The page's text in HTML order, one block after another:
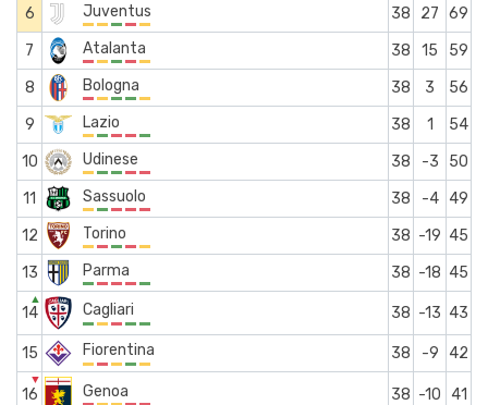
6
Juventus 38 27 69
7
Atalanta 38 15
59
8
Bologna 38 3
56
9
Lazio 38 1
54
10
Udinese 38 -3
50
11
Sassuolo 38 -4
49
12
Torino 38 -19 45
13
Parma 38 -18 45
14
▲
Cagliari 38 -13 43
15 Fiorentina 38 -9 42
16
▼
Genoa 38 -10 41